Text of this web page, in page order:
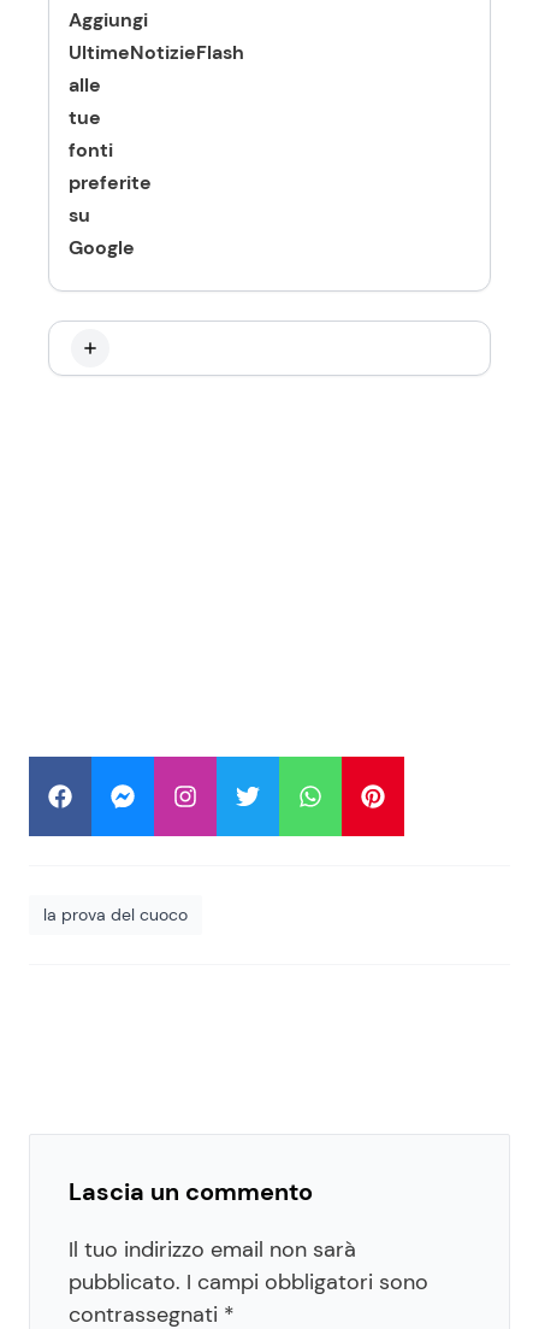
Aggiungi
UltimeNotizieFlash
alle
tue
fonti
preferite
su
Google
la prova del cuoco
Lascia un commento
Il tuo indirizzo email non sarà
pubblicato. I campi obbligatori sono
contrassegnati *